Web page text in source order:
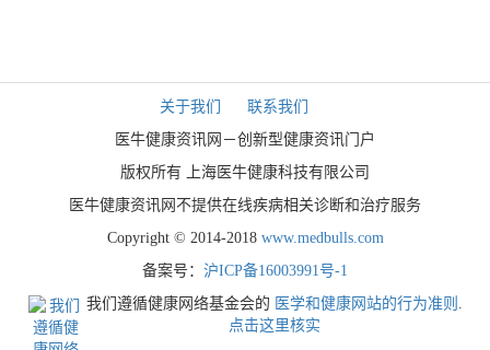
关于我们
联系我们
医牛健康资讯网－创新型健康资讯门户
版权所有 上海医牛健康科技有限公司
医牛健康资讯网不提供在线疾病相关诊断和治疗服务
Copyright © 2014-2018 www.medbulls.com
备案号： 沪ICP备16003991号-1
我们遵循健康网络基金会的 医学和健康网站的行为准则 .
点击这里核实